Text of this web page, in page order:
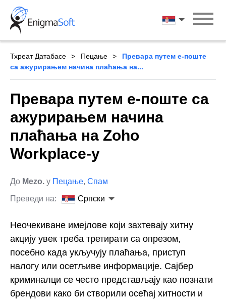
Skip
content
Српски
Тхреат Датабасе Пецање
Превара путем е-поште
са ажурирањем начина плаћања на...
Превара путем е-поште са
ажурирањем начина
плаћања на Zoho
Workplace-у
До Mezo. у Пецање, Спам
Преведи на:
Српски
Неочекиване имејлове који захтевају хитну
акцију увек треба третирати са опрезом,
посебно када укључују плаћања, приступ
налогу или осетљиве информације. Сајбер
криминалци се често представљају као познати
брендови како би створили осећај хитности и